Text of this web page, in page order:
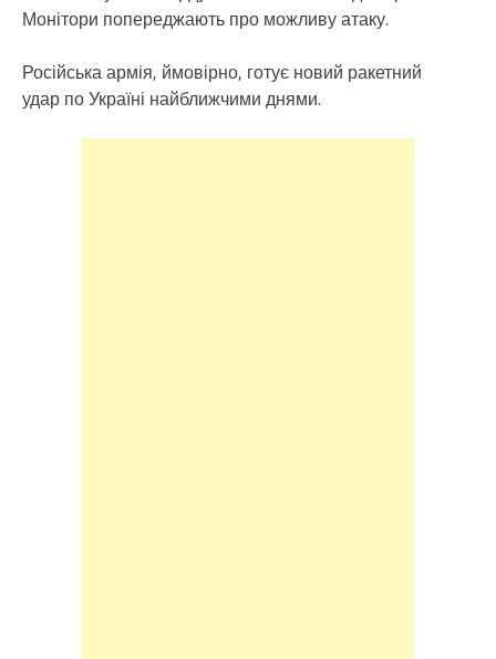
Монітори попереджають про можливу атаку.
Російська армія, ймовірно, готує новий ракетний
удар по Україні найближчими днями.